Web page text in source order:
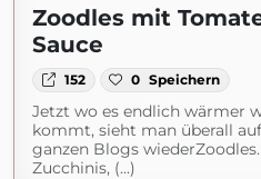
Zoodles mit
Sauce
152 0 Speichern
Jetzt wo es endlich wärmer
kommt, sieht man überall
ganzen Blogs
Zucchinis, (...)